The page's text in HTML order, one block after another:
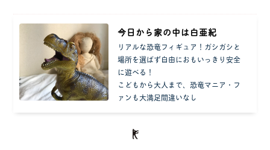
今日から家の中は白亜紀
リアルな恐竜フィギュア！ガシガシと
場所を選ばず自由におもいっきり安全
に遊べる！
こどもから大人まで、恐竜マニア・フ
ァンも大満足間違いなし